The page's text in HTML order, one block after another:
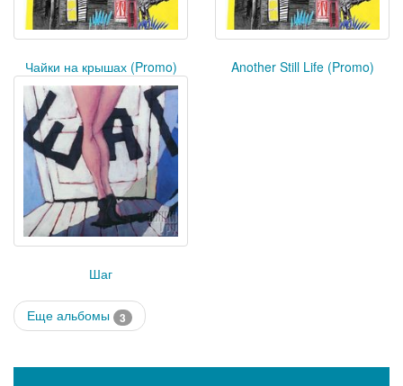
Чайки на крышах (Promo) Another Still Life (Promo)
Шаг
Еще альбомы 3